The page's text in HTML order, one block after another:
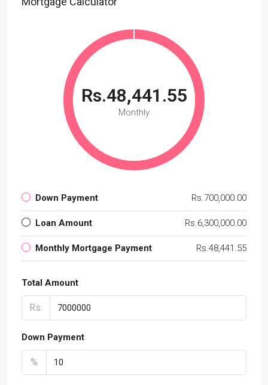
Rs.48,441.55
Monthly
Down Payment Rs.700,000.00
Loan Amount Rs.6,300,000.00
Monthly Mortgage Payment Rs.48,441.55
Total Amount
Rs.
Down Payment
%